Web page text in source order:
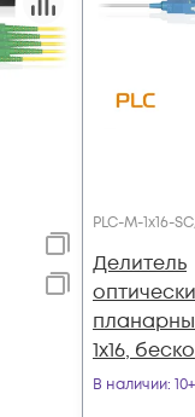
PLC-M-1x16-
Делитель
1x16,
разъемы
В наличии: